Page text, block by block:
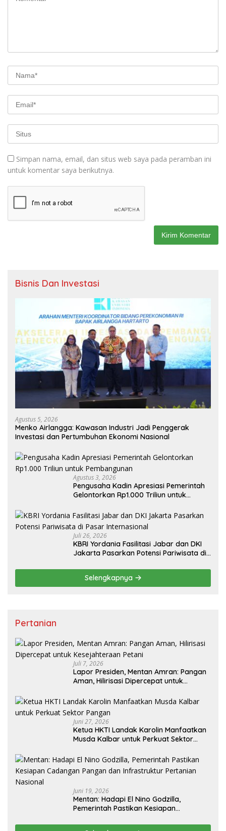
Simpan nama, email, dan situs web saya pada peramban ini
untuk komentar saya berikutnya.
Bisnis Dan Investasi
Agustus 5, 2026
Menko Airlangga: Kawasan Industri Jadi Penggerak
Investasi dan Pertumbuhan Ekonomi Nasional
Agustus 3, 2026
Pengusaha Kadin Apresiasi Pemerintah
Gelontorkan Rp1.000 Triliun untuk
Juli 26, 2026
KBRI Yordania Fasilitasi Jabar dan DKI
Jakarta Pasarkan Potensi Pariwisata di
Selengkapnya
Pertanian
Juli 7, 2026
Lapor Presiden, Mentan Amran: Pangan
Aman, Hilirisasi Dipercepat untuk
Juni 27, 2026
Ketua HKTI Landak Karolin Manfaatkan
Musda Kalbar untuk Perkuat Sektor
Juni 19, 2026
Mentan: Hadapi El Nino Godzilla,
Pemerintah Pastikan Kesiapan
Pertanian Nasional